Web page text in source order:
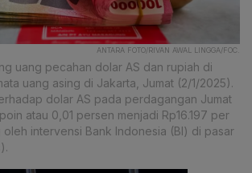
ANTARA FOTO/RIVAN AWAL LINGGA/FOC.
uang pecahan dolar AS dan rupiah di
uang asing di Jakarta, Jumat (2/1/2025).
dolar AS pada perdagangan Jumat
atau 0,01 persen menjadi Rp16.197 per
intervensi Bank Indonesia (BI) di pasar